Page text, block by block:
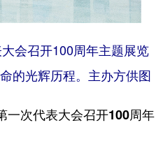
会召开100周年主题展览
的光辉历程。主办方供图
次代表大会召开100周年